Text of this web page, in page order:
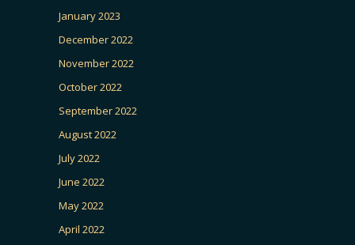
January 2023
December 2022
November 2022
October 2022
September 2022
August 2022
July 2022
June 2022
May 2022
April 2022